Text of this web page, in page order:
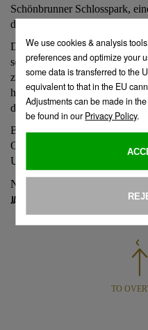
Schönbrunner Schlosspark,
die „Landtmann’s Jausen
Das Speisenangebot in
schwerpunktmäßig
zubereiteten Kaiserschmarrn
hausgemachten
dabei.
Betrieben wird die Jausen
Oktober während der
Uhr).
Nähere Informationen gibt es
jausenstation.at.
TO